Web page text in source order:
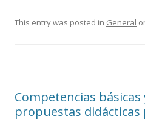
This entry was posted in General
Competencias
propuestas